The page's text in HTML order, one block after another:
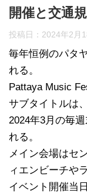
開催と交通
投稿日： 2024年2月
毎年恒例のパタ
れる。
Pattaya Music
サブタイトルは
2024年3月の毎
れる。
メイン会場はセ
ィエンビーチや
イベント開催当